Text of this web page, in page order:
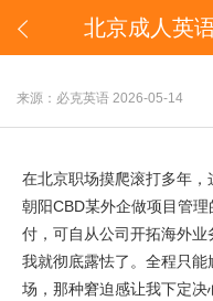

北京成人英语培训
来源：必克英语 2026-05-14
在北京职场摸爬滚打多年
朝阳CBD某外企做项目管
付，可自从公司开拓海外业
我就彻底露怯了。全程只
场，那种窘迫感让我下定决